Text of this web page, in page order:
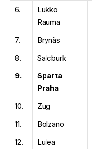
6.
Lukko
Rauma
7. Brynäs
8.
Salcburk
9.
Sparta
Praha
10. Zug
11.
Bolzano
12.
Lulea